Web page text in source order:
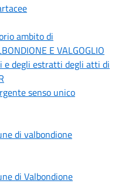
ambito di
E VALGOGLIO
e degli estratti degli atti di
senso unico
di valbondione
di Valbondione